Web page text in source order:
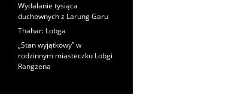
Wydalanie tysiąca
duchownych z Larung Garu
Thahar: Lobga
„Stan wyjątkowy” w
rodzinnym miasteczku Lobgi
Rangzena